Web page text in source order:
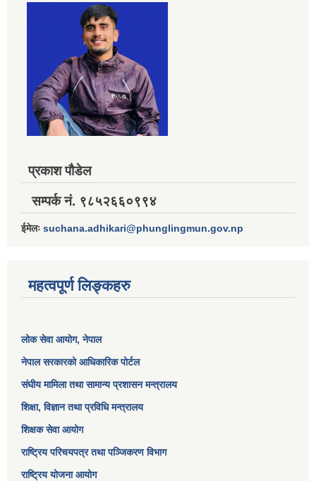
प्रकाश पौडेल
सम्पर्क नं. ९८५२६६०९९४
ईमेलः suchana.adhikari@phunglingmun.gov.np
महत्वपूर्ण लिङ्कहरु
लोक सेवा आयोग, नेपाल
नेपाल सरकारको आधिकारिक पोर्टल
संघीय मामिला तथा सामान्य प्रशासन मन्त्रालय
शिक्षा, विज्ञान तथा प्रविधि मन्त्रालय
शिक्षक सेवा आयोग
राष्ट्रिय परिचयपत्र तथा पञ्जिकरण विभाग
राष्ट्रिय योजना आयोग